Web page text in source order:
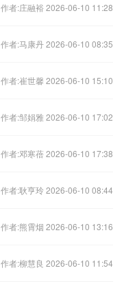
作者:庄融裕 2026-06-10 11:28
作者:马康丹 2026-06-10 08:35
作者:崔世馨 2026-06-10 15:10
作者:邹娟雅 2026-06-10 17:02
作者:邓寒蓓 2026-06-10 17:38
作者:耿亨玲 2026-06-10 08:44
作者:熊霄烟 2026-06-10 13:16
作者:柳慧良 2026-06-10 11:54